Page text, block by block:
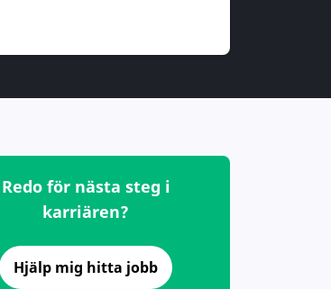
Redo för nästa steg i
karriären?
Hjälp mig hitta jobb